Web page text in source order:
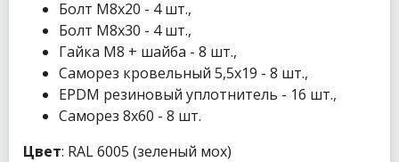
Болт М8x20 - 4 шт.,
Болт М8x30 - 4 шт.,
Гайка М8 + шайба - 8 шт.,
Саморез кровельный 5,5x19 - 8 шт.,
EPDM резиновый уплотнитель - 16 шт.,
Саморез 8x60 - 8 шт.
Цвет: RAL 6005 (зеленый мох)